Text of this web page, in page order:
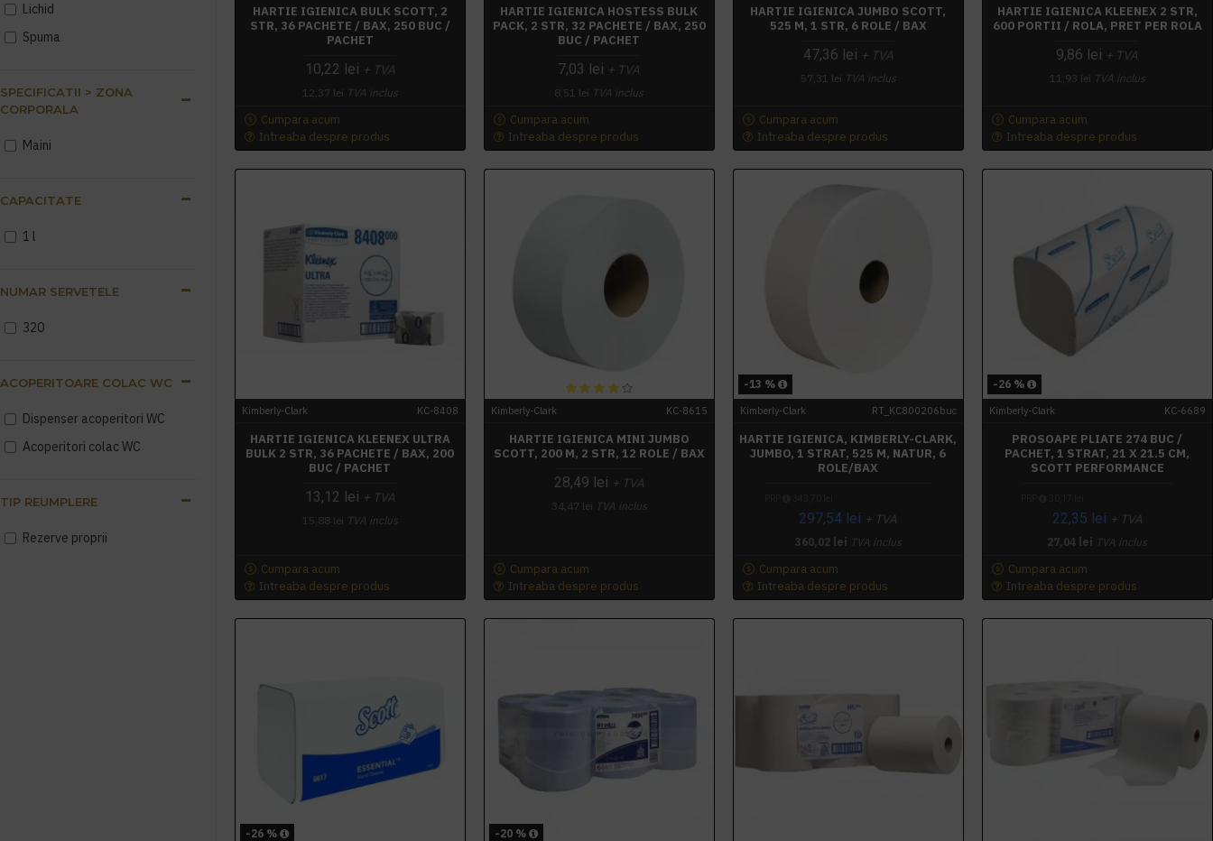
Lichid
Spuma
SPECIFICATII > ZONA
CORPORALA
Maini
CAPACITATE
1 l
NUMAR SERVETELE
320
ACOPERITOARE COLAC WC
Dispenser acoperitori WC
Acoperitori colac WC
TIP REUMPLERE
Rezerve proprii
HARTIE IGIENICA BULK SCOTT, 2
STR, 36 PACHETE / BAX, 250 BUC /
PACHET
10,22 lei + TVA
12,37 lei TVA inclus
Cumpara acum
Intreaba despre produs
HARTIE IGIENICA HOSTESS BULK
PACK, 2 STR, 32 PACHETE / BAX, 250
BUC / PACHET
7,03 lei + TVA
8,51 lei TVA inclus
Cumpara acum
Intreaba despre produs
HARTIE IGIENICA JUMBO SCOTT,
525 M, 1 STR, 6 ROLE / BAX
47,36 lei + TVA
57,31 lei TVA inclus
Cumpara acum
Intreaba despre produs
HARTIE IGIENICA KLEENEX 2 STR,
600 PORTII / ROLA, PRET PER ROLA
9,86 lei + TVA
11,93 lei TVA inclus
Cumpara acum
Intreaba despre produs
Kimberly-Clark KC-8408
HARTIE IGIENICA KLEENEX ULTRA
BULK 2 STR, 36 PACHETE / BAX, 200
BUC / PACHET
13,12 lei + TVA
15,88 lei TVA inclus
Cumpara acum
Intreaba despre produs
Kimberly-Clark KC-8615
HARTIE IGIENICA MINI JUMBO
SCOTT, 200 M, 2 STR, 12 ROLE / BAX
28,49 lei + TVA
34,47 lei TVA inclus
Cumpara acum
Intreaba despre produs
-13 %
Kimberly-Clark RT_KC800206buc
HARTIE IGIENICA, KIMBERLY-CLARK,
JUMBO, 1 STRAT, 525 M, NATUR, 6
ROLE/BAX
297,54 lei + TVA
360,02 lei TVA inclus
Cumpara acum
Intreaba despre produs
-26 %
Kimberly-Clark KC-6689
PROSOAPE PLIATE 274 BUC /
PACHET, 1 STRAT, 21 X 21.5 CM,
SCOTT PERFORMANCE
22,35 lei + TVA
27,04 lei TVA inclus
Cumpara acum
Intreaba despre produs
-26 % -20 %